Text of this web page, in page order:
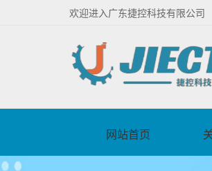
欢迎进入广东捷控科技有限公司
网站首页